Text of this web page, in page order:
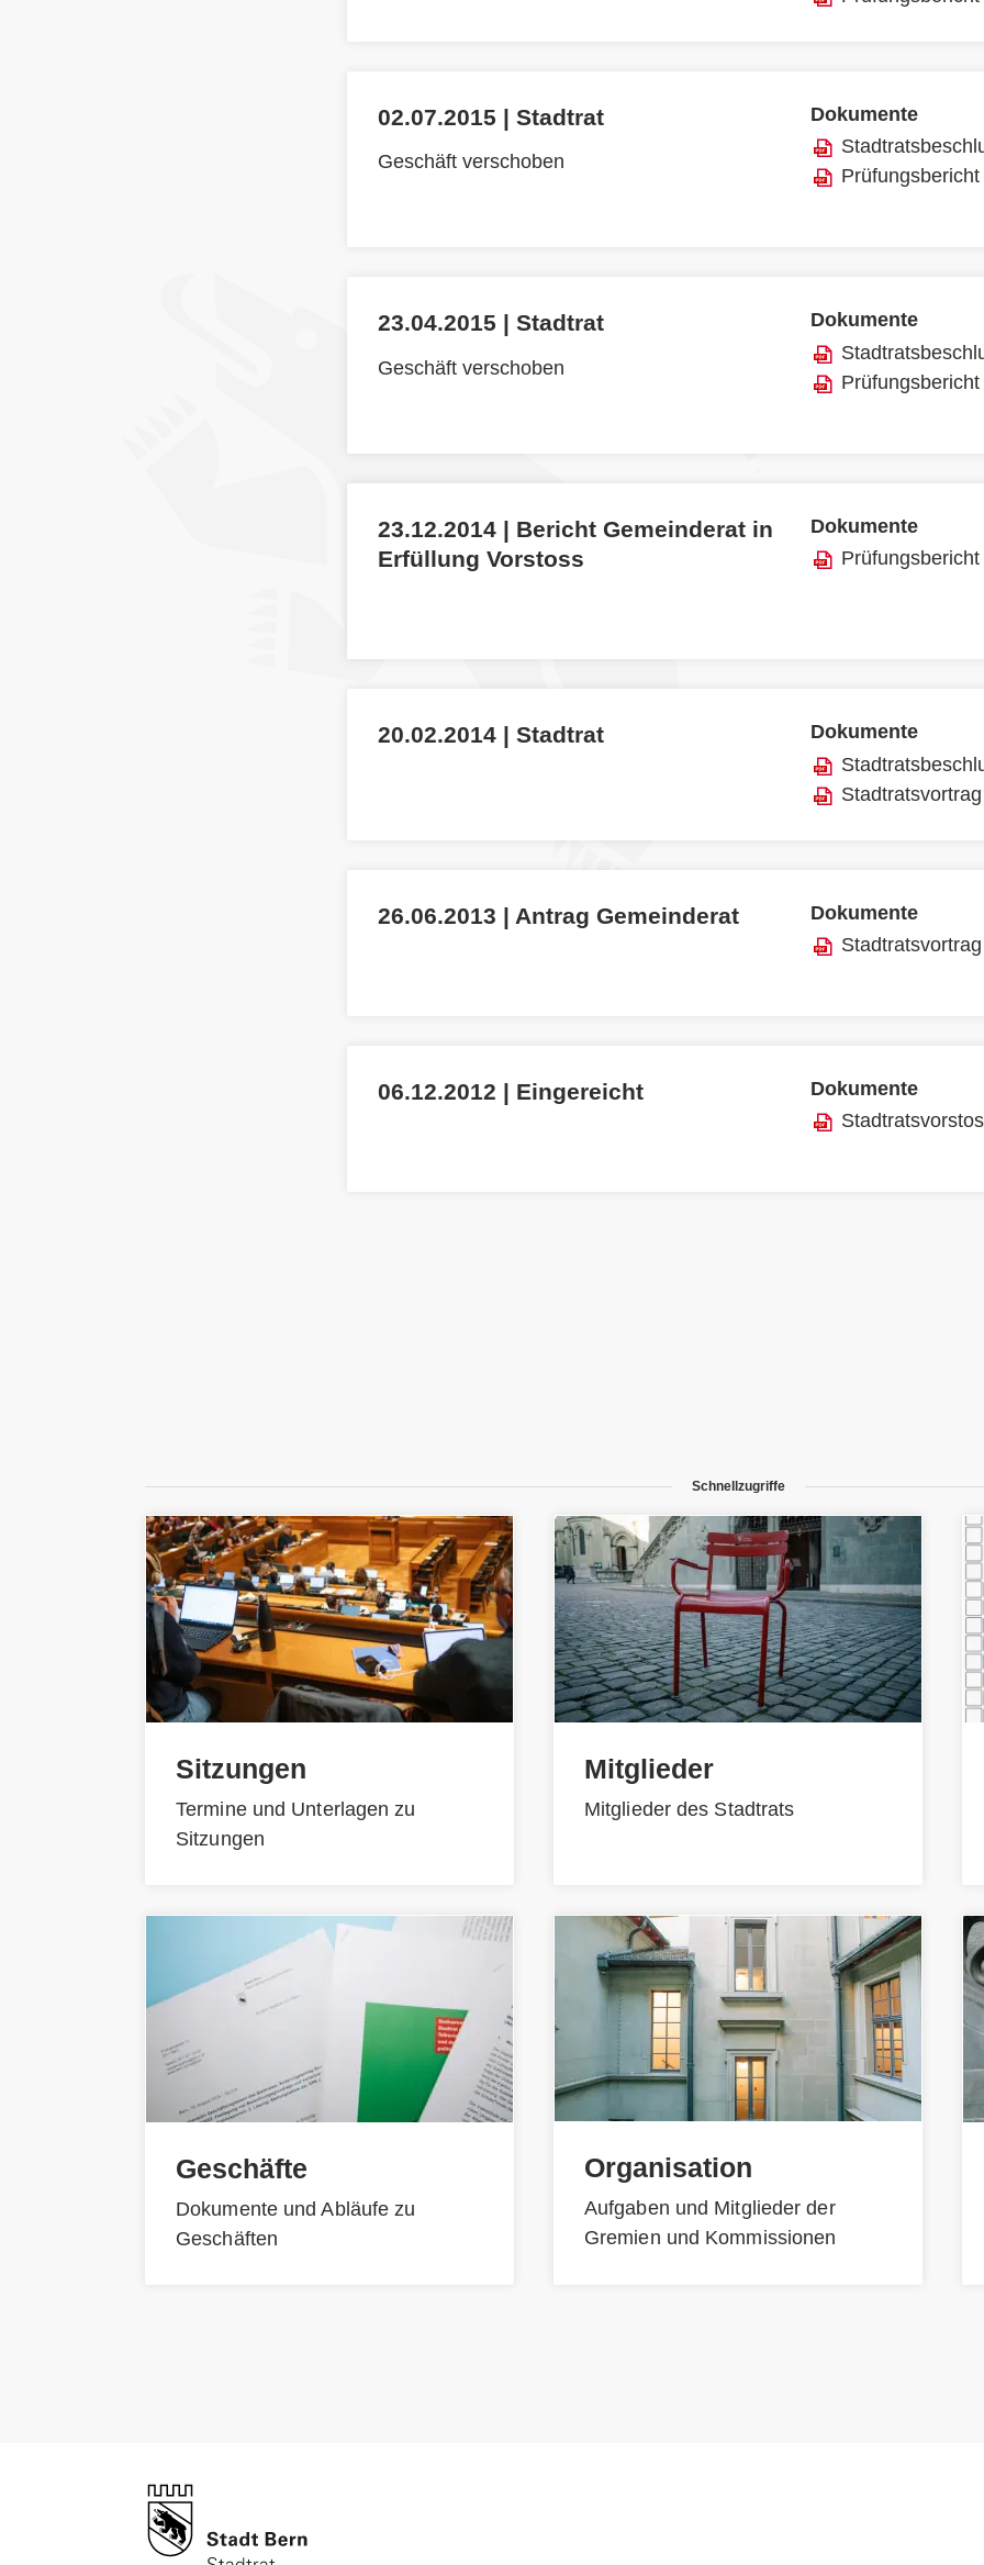
02.07.2015 | Stadtrat
Geschäft verschoben
Dokumente
Prüfungsbericht
23.04.2015 | Stadtrat
Geschäft verschoben
Dokumente
Prüfungsbericht
23.12.2014 | Bericht Gemeinderat in
Erfüllung Vorstoss
Dokumente
Prüfungsbericht
20.02.2014 | Stadtrat
Dokumente
Stadtratsvortrag
26.06.2013 | Antrag Gemeinderat
Dokumente
Stadtratsvortrag
06.12.2012 | Eingereicht
Dokumente
Schnellzugriffe
Sitzungen
Termine und Unterlagen zu
Sitzungen
Geschäfte
Dokumente und Abläufe zu
Geschäften
Mitglieder
Mitglieder des Stadtrats
Organisation
Aufgaben und Mitglieder der
Gremien und Kommissionen